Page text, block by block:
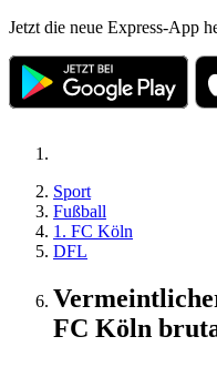
Jetzt die neue Express-App
Sport
Fußball
1. FC Köln
DFL
FC Köln